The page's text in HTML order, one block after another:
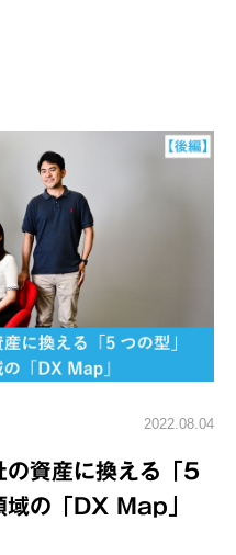
2022.08.04
の資産に換える「5
の「DX Map」